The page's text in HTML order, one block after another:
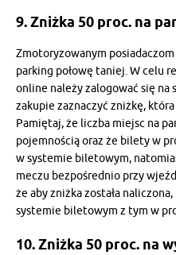
9. Zniżka 50 proc. na
Zmotoryzowanym
parking połowę taniej. W celu
online należy zalogować się
zakupie zaznaczyć zniżkę,
Pamiętaj, że liczba miejsc na
pojemnością oraz że bilety w
w systemie biletowym,
meczu bezpośrednio przy
że aby zniżka została
systemie biletowym z tym w
10. Zniżka 50 proc. na